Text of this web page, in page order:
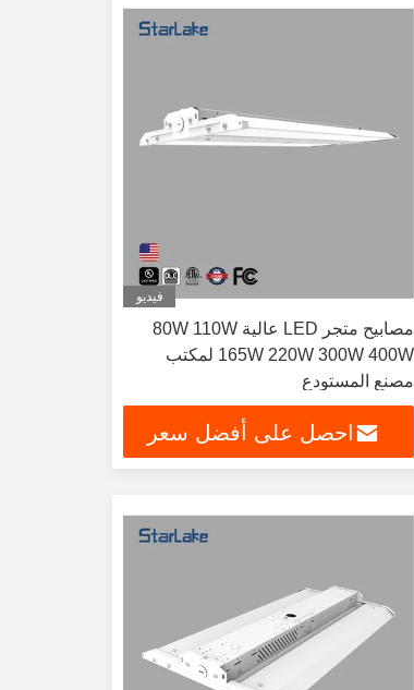
فيديو
مصابيح متجر LED عالية 80W 110W
165W 220W 300W 400W لمكتب
مصنع المستودع
احصل على أفضل سعر